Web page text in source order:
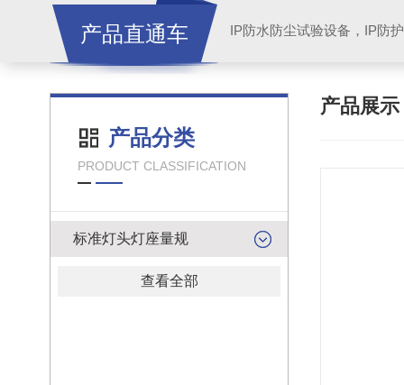
产品直通车
产品分类
PRODUCT CLASSIFICATION
标准灯头灯座量规
查看全部
产品展示